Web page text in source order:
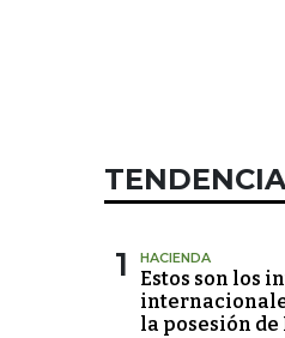
1 HACIENDA
Estos son los
la posesión